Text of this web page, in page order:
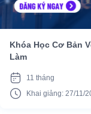
Khóa Học Cơ Bản
Làm
11 tháng
Khai giảng: 27/11/